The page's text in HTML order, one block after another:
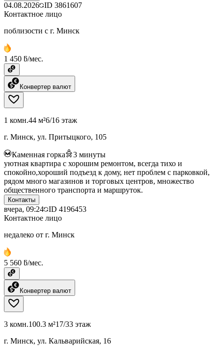
04.08.2026 ID 3861607
Контактное лицо
поблизости с г. Минск
1 450 ƃ/мес.
Конвертер валют
1 комн.44 м²6/16 этаж
г. Минск, ул. Притыцкого, 105
Каменная горка 3 минуты
уютная квартира с хорошим ремонтом, всегда тихо и
спокойно,хороший подъезд к дому, нет проблем с парковкой,
рядом много магазинов и торговых центров, множество
общественного транспорта и маршруток.
Контакты
вчера, 09:24 ID 4196453
Контактное лицо
недалеко от г. Минск
5 560 ƃ/мес.
Конвертер валют
3 комн.100.3 м²17/33 этаж
г. Минск, ул. Кальварийская, 16